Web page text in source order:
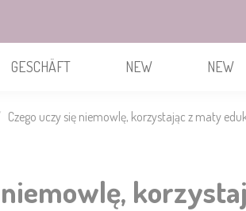
GESCHÄFT NEW NEW
Czego uczy się niemowlę, korzystając z maty